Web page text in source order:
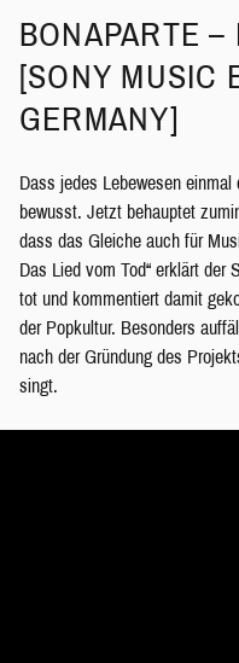
BONAPARTE
[SONY MUSIC
GERMANY]
Dass jedes Lebewesen
bewusst. Jetzt behauptet
dass das Gleiche auch für
Das Lied vom Tod“ erklärt der
tot und kommentiert damit
der Popkultur. Besonders
nach der Gründung des
singt.